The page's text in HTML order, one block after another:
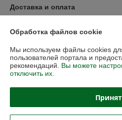
Доставка и оплата
График работы
Полная версия сайта
Политика обработки cookies
Сайт создан на платформе
Обработка файлов cookie
Мы используем файлы cookies
пользователей портала и
рекомендаций. Вы можете
отключить их.